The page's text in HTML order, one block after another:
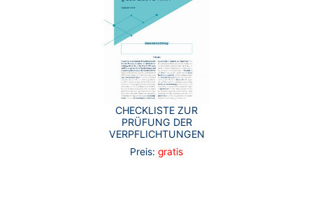
CHECKLISTE ZUR
PRÜFUNG DER
VERPFLICHTUNGEN
Preis: gratis